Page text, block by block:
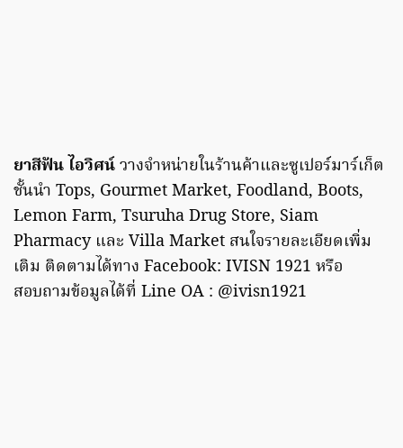
ยาสีฟัน ไอวิศน์วางจำหน่ายในร้านค้าและซูเปอร์มาร์เก็ต
ชั้นนำ Tops, Gourmet Market, Foodland, Boots,
Lemon Farm, Tsuruha Drug Store, Siam
Pharmacy และ Villa Market สนใจรายละเอียดเพิ่ม
เติม ติดตามได้ทาง Facebook: IVISN 1921 หรือ
สอบถามข้อมูลได้ที่ Line OA : @ivisn1921